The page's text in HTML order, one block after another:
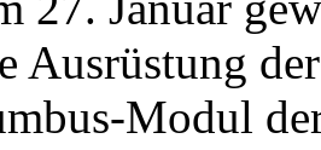
Ausrüstung
Modul